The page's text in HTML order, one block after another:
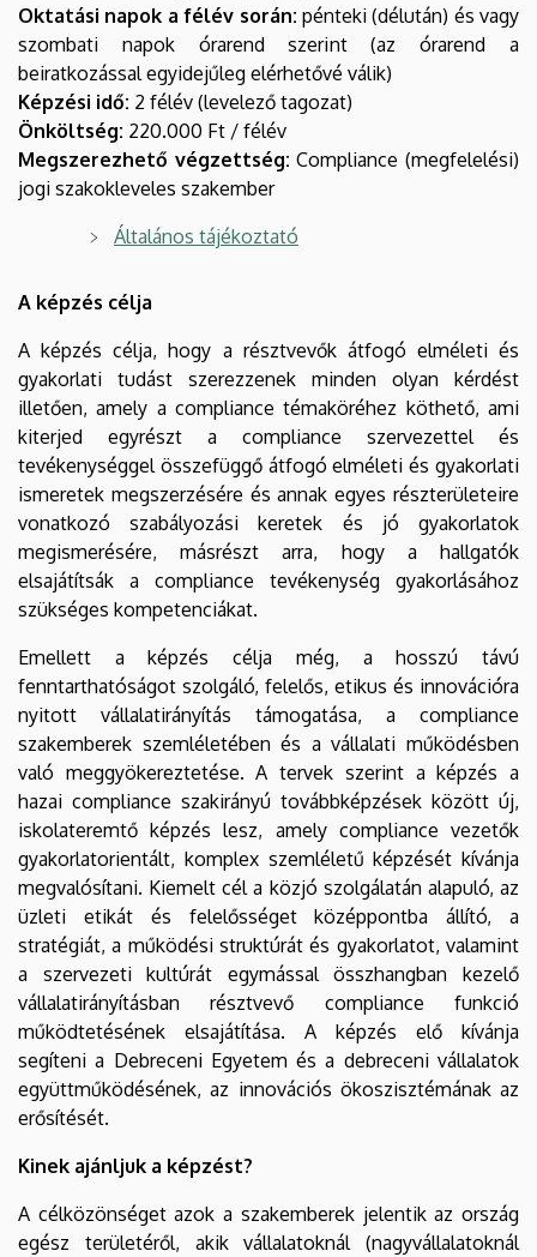
Oktatási napok a félév során: pénteki (délután) és vagy
szombati napok órarend szerint (az órarend a
beiratkozással egyidejűleg elérhetővé válik)
Képzési idő: 2 félév (levelező tagozat)
Önköltség: 220.000 Ft / félév
Megszerezhető végzettség:Compliance (megfelelési)
jogi szakokleveles szakember
Általános tájékoztató
A képzés célja
A képzés célja, hogy a résztvevők átfogó elméleti és
gyakorlati tudást szerezzenek minden olyan kérdést
illetően, amely a compliance témaköréhez köthető, ami
kiterjed egyrészt a compliance szervezettel és
tevékenységgel összefüggő átfogó elméleti és gyakorlati
ismeretek megszerzésére és annak egyes részterületeire
vonatkozó szabályozási keretek és jó gyakorlatok
megismerésére, másrészt arra, hogy a hallgatók
elsajátítsák a compliance tevékenység gyakorlásához
szükséges kompetenciákat.
Emellett a képzés célja még, a hosszú távú
fenntarthatóságot szolgáló, felelős, etikus és innovációra
nyitott vállalatirányítás támogatása, a compliance
szakemberek szemléletében és a vállalati működésben
való meggyökereztetése. A tervek szerint a képzés a
hazai compliance szakirányú továbbképzések között új,
iskolateremtő képzés lesz, amely compliance vezetők
gyakorlatorientált, komplex szemléletű képzését kívánja
megvalósítani. Kiemelt cél a közjó szolgálatán alapuló, az
üzleti etikát és felelősséget középpontba állító, a
stratégiát, a működési struktúrát és gyakorlatot, valamint
a szervezeti kultúrát egymással összhangban kezelő
vállalatirányításban résztvevő compliance funkció
működtetésének elsajátítása. A képzés elő kívánja
segíteni a Debreceni Egyetem és a debreceni vállalatok
együttműködésének, az innovációs ökoszisztémának az
erősítését.
Kinek ajánljuk a képzést?
A célközönséget azok a szakemberek jelentik az ország
egész területéről, akik vállalatoknál (nagyvállalatoknál